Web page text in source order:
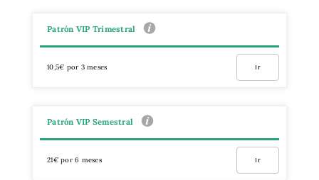
Patrón VIP Trimestral
10,5€ por 3 meses Ir
Patrón VIP Semestral
21€ por 6 meses Ir